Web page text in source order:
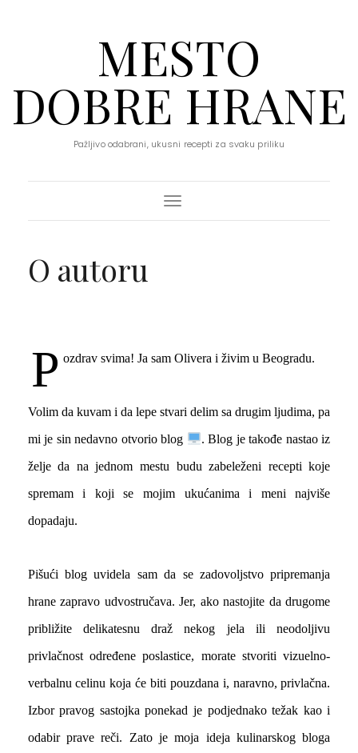
MESTO
DOBRE HRANE
Pažljivo odabrani, ukusni recepti za svaku priliku
Toggle Navigation
O autoru
P ozdrav svima! Ja sam Olivera i živim u Beogradu.
Volim da kuvam i da lepe stvari delim sa drugim ljudima, pa
mi je sin nedavno otvorio blog
. Blog je takođe nastao iz
želje da na jednom mestu budu zabeleženi recepti koje
spremam i koji se mojim ukućanima i meni najviše
dopadaju.
Pišući blog uvidela sam da se zadovoljstvo pripremanja
hrane zapravo udvostručava. Jer, ako nastojite da drugome
približite delikatesnu draž nekog jela ili neodoljivu
privlačnost određene poslastice, morate stvoriti vizuelno-
verbalnu celinu koja će biti pouzdana i, naravno, privlačna.
Izbor pravog sastojka ponekad je podjednako težak kao i
odabir prave reči. Zato je moja ideja kulinarskog bloga